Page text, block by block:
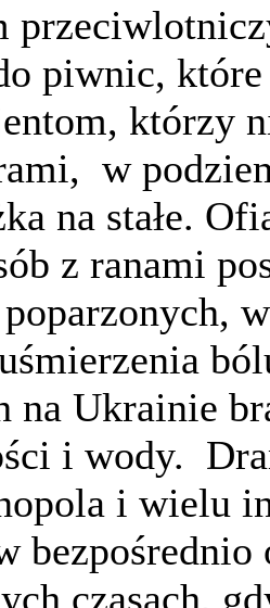
piwnic,
którzy
w
na stałe.
z ranami
na Ukrainie
i wody.
i wielu
czasach,